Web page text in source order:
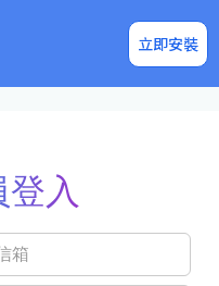
立即安裝
企業求才
入